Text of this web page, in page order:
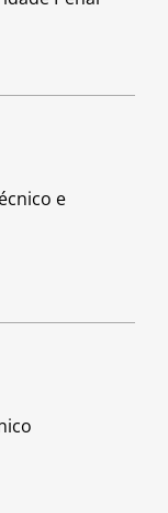
e